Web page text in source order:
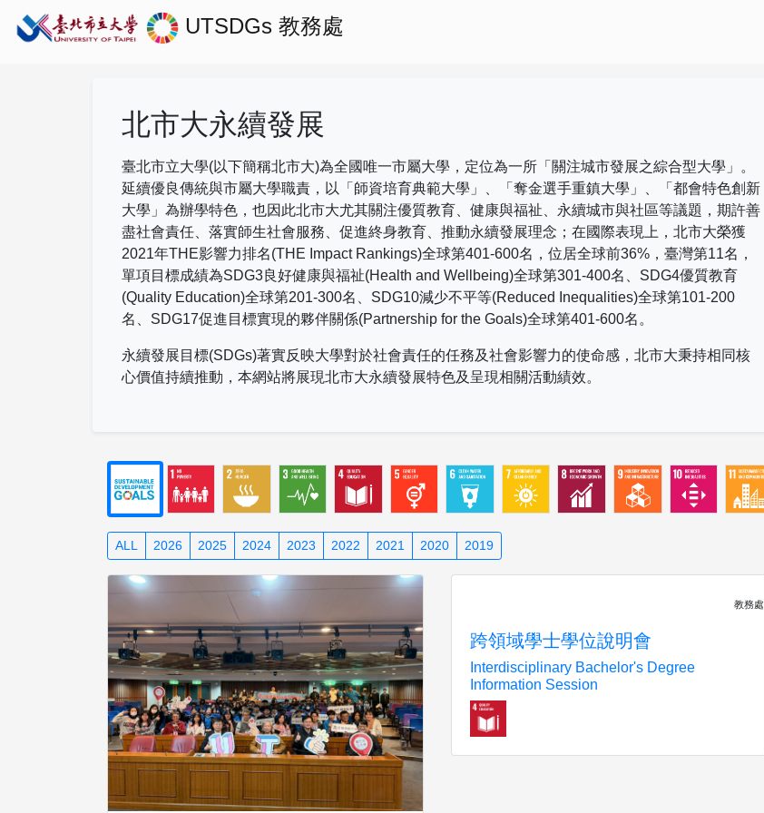
UTSDGs 教務處
北市大永續發展
臺北市立大學(以下簡稱北市大)為全國唯一市屬大學，定位為一所「關注城市發展之綜合型大學」。
延續優良傳統與市屬大學職責，以「師資培育典範大學」、「奪金選手重鎮大學」、「都會特色創新
大學」為辦學特色，也因此北市大尤其關注優質教育、健康與福祉、永續城市與社區等議題，期許善
盡社會責任、落實師生社會服務、促進終身教育、推動永續發展理念；在國際表現上， 北市大榮獲
2021年THE影響力排名(THE Impact Rankings)全球第401-600名，位居全球前36% ，臺灣第11名，
單項目標成績為SDG3良好健康與福祉(Health and Wellbeing)全球第301-400名、 SDG4優質教育
(Quality Education)全球第201-300名、 SDG10減少不平等(Reduced Inequalities)全球第101-200
名、 SDG17促進目標實現的夥伴關係(Partnership for the Goals)全球第401-600名。
永續發展目標(SDGs)著實反映大學對於社會責任的任務及社會影響力的使命感，北市大秉持相同核
心價值持續推動，本網站將展現北市大永續發展特色及呈現相關活動績效。
ALL 2026 2025 2024 2023 2022 2021 2020 2019
教務處
跨領域學士學位說明會
Interdisciplinary Bachelor's Degree
Information Session